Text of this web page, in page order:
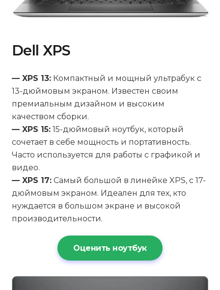
Dell XPS
— XPS 13: Компактный и мощный ультрабук с
13-дюймовым экраном. Известен своим
премиальным дизайном и высоким
качеством сборки.
— XPS 15: 15-дюймовый ноутбук, который
сочетает в себе мощность и портативность.
Часто используется для работы с графикой и
видео.
— XPS 17: Самый большой в линейке XPS, с 17-
дюймовым экраном. Идеален для тех, кто
нуждается в большом экране и высокой
производительности.
Оценить ноутбук